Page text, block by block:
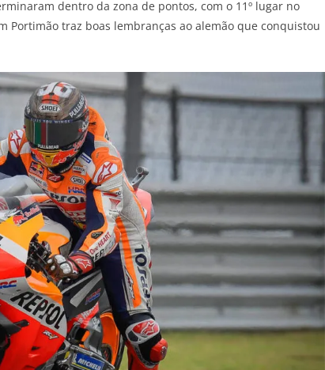
dentro da zona de pontos, com o 11º lugar no
Portimão traz boas lembranças ao alemão que conquistou